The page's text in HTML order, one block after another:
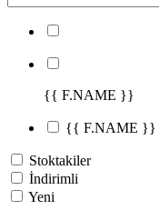
{{ F.NAME }}
{{ F.NAME }}
Stoktakiler
İndirimli
Yeni